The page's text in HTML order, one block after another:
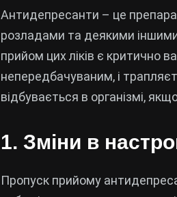
Антидепресанти – це
розладами та деякими
прийом цих ліків є критично
непередбачуваним, і
відбувається в організмі,
1. Зміни в
Пропуск прийому